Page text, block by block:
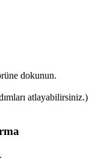
dokunun.
atlayabilirsiniz.)